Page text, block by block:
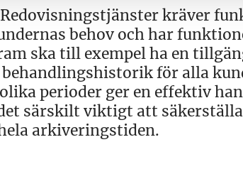
kräver
behov och har
ska till exempel ha en
för alla
perioder ger en effektiv
särskilt viktigt att
arkiveringstiden.